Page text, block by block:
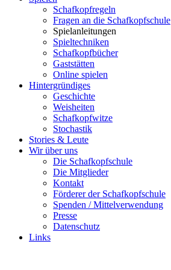
Schafkopfregeln
Fragen an die Schafkopfschule
Spielanleitungen
Spieltechniken
Schafkopfbücher
Gaststätten
Online spielen
Hintergründiges
Geschichte
Weisheiten
Schafkopfwitze
Stochastik
Stories & Leute
Wir über uns
Die Schafkopfschule
Die Mitglieder
Kontakt
Förderer der Schafkopfschule
Spenden / Mittelverwendung
Presse
Datenschutz
Links